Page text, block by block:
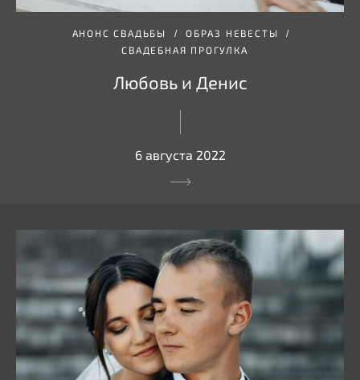
АНОНС СВАДЬБЫ
ОБРАЗ НЕВЕСТЫ
СВАДЕБНАЯ ПРОГУЛКА
Любовь и Денис
6 августа 2022